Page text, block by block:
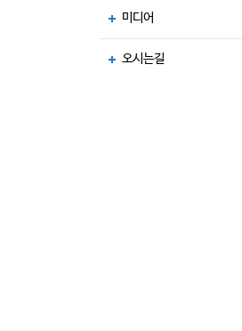
미디어
오시는길